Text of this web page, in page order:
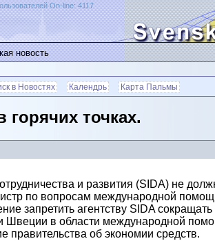
On-line: 4117
новость
в Новостях Календрь Карта Пальмы
точках.
и развития (SIDA) не
по вопросам международной
запретить агентству SIDA
Швеции в области международной
об экономии средств.